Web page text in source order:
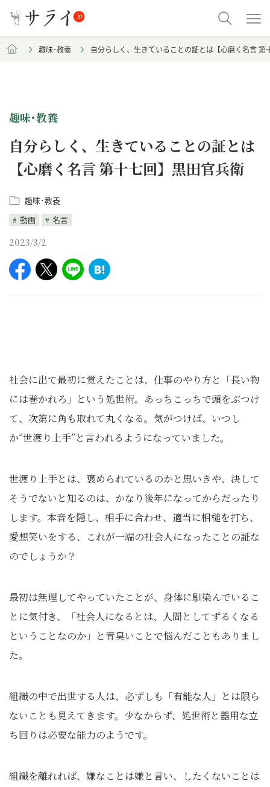
趣味･教養 自分らしく、生きていることの証とは【心磨く名言 第
趣味･教養
自分らしく、生きていることの証とは
【心磨く名言 第十七回】黒田官兵衛
趣味･教養
動画
名言
2023/3/2
社会に出て最初に覚えたことは、仕事のやり方と「長い物
には巻かれろ」という処世術。あっちこっちで頭をぶつけ
て、次第に角も取れて丸くなる。気がつけば、いつし
か“世渡り上手”と言われるようになっていました。
世渡り上手とは、褒められているのかと思いきや、決して
そうでないと知るのは、かなり後年になってからだったり
します。本音を隠し、相手に合わせ、適当に相槌を打ち、
愛想笑いをする、これが一端の社会人になったことの証な
のでしょうか？
最初は無理してやっていたことが、身体に馴染んでいるこ
とに気付き、「社会人になるとは、人間としてずるくなる
ということなのか」と青臭いことで悩んだこともありまし
た。
組織の中で出世する人は、必ずしも「有能な人」とは限ら
ないことも見えてきます。少なからず、処世術と器用な立
ち回りは必要な能力のようです。
組織を離れれば、嫌なことは嫌と言い、したくないことは